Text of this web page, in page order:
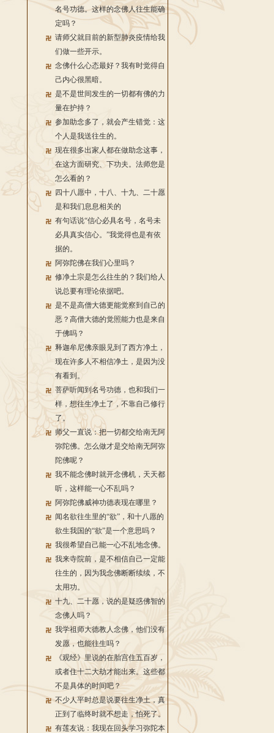
名号功德。这样的念佛人往生能确
定吗？
请师父就目前的新型肺炎疫情给我
们做一些开示。
念佛什么心态最好？我有时觉得自
己内心很黑暗。
是不是世间发生的一切都有佛的力
量在护持？
参加助念多了，就会产生错觉：这
个人是我送往生的。
现在很多出家人都在做助念这事，
在这方面研究、下功夫。法师您是
怎么看的？
四十八愿中，十八、十九、二十愿
是和我们息息相关的
有句话说“信心必具名号，名号未
必具真实信心。”我觉得也是有依
据的。
阿弥陀佛在我们心里吗？
修净土宗是怎么往生的？我们给人
说总要有理论依据吧。
是不是高僧大德更能觉察到自己的
恶？高僧大德的觉照能力也是来自
于佛吗？
释迦牟尼佛亲眼见到了西方净土，
现在许多人不相信净土，是因为没
有看到。
菩萨听闻到名号功德，也和我们一
样，想往生净土了，不靠自己修行
了。
师父一直说：把一切都交给南无阿
弥陀佛。怎么做才是交给南无阿弥
陀佛呢？
我不能念佛时就开念佛机，天天都
听，这样能一心不乱吗？
阿弥陀佛威神功德表现在哪里？
闻名欲往生里的“欲”，和十八愿的
欲生我国的“欲”是一个意思吗？
我很希望自己能一心不乱地念佛。
我来寺院前，是不相信自己一定能
往生的，因为我念佛断断续续，不
太用功。
十九、二十愿，说的是疑惑佛智的
念佛人吗？
我学祖师大德教人念佛，他们没有
发愿，也能往生吗？
《观经》里说的在胎宫住五百岁，
或者住十二大劫才能出来。这些都
不是具体的时间吧？
不少人平时总是说要往生净土，真
正到了临终时就不想走，怕死了。
有莲友说：我现在回头学习弥陀本